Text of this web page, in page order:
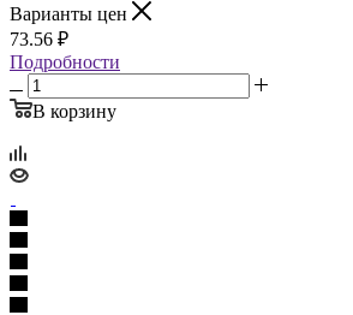
Варианты цен
73.56 ₽
Подробности
В корзину